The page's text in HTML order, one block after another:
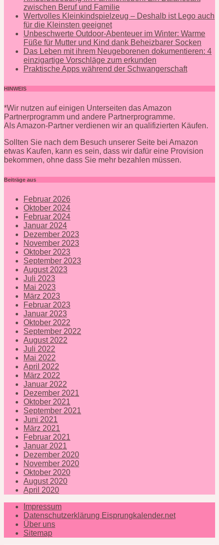
zwischen Beruf und Familie
Wertvolles Kleinkindspielzeug – Deshalb ist Lego auch
für die Kleinsten geeignet
Unbeschwerte Outdoor-Abenteuer im Winter: Warme
Füße für Mutter und Kind dank Beheizbarer Socken
Das Leben mit ihrem Neugeborenen dokumentieren: 4
einzigartige Vorschläge zum erkunden
Praktische Apps während der Schwangerschaft
HINWEIS
*Wir nutzen auf einigen Unterseiten das Amazon
Partnerprogramm und andere Partnerprogramme.
Als Amazon-Partner verdienen wir an qualifizierten Käufen.
Sollten Sie nach dem Besuch unserer Seite bei Amazon
etwas Kaufen, kann es sein, dass wir dafür eine Provision
bekommen, ohne dass Sie mehr bezahlen müssen.
Beiträge aus
Februar 2026
Oktober 2024
Februar 2024
Januar 2024
Dezember 2023
November 2023
Oktober 2023
September 2023
August 2023
Juli 2023
Mai 2023
März 2023
Februar 2023
Januar 2023
Oktober 2022
September 2022
August 2022
Juli 2022
Mai 2022
April 2022
März 2022
Januar 2022
Dezember 2021
Oktober 2021
September 2021
Juni 2021
März 2021
Februar 2021
Januar 2021
Dezember 2020
November 2020
Oktober 2020
August 2020
April 2020
Impressum
Datenschutzerklärung Eisprungkalender.net
Über uns
Sitemap